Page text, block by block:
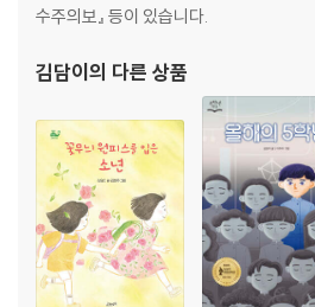
수주의보』 등이 있습니다.
김담이 의 다른 상품